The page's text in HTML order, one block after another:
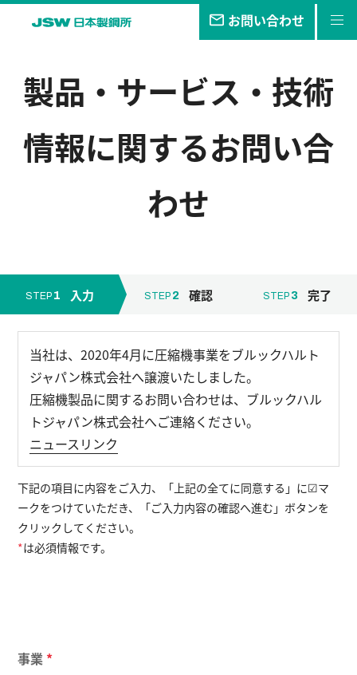
お問い合わせ
事業・製品
技報
採用情報
English お問い合わせ
製品・サービス・技術
情報に関するお問い合
わせ
STEP 1 入力 STEP 2 確認 STEP 3 完了
当社は、2020年4月に圧縮機事業をブルックハルト
ジャパン株式会社へ譲渡いたしました。
圧縮機製品に関するお問い合わせは、ブルックハル
トジャパン株式会社へご連絡ください。
ニュースリンク
下記の項目に内容をご入力、「上記の全てに同意する」に☑マ
ークをつけていただき、「ご入力内容の確認へ進む」ボタンを
クリックしてください。
*は必須情報です。
事業 *